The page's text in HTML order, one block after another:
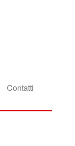
Contatti